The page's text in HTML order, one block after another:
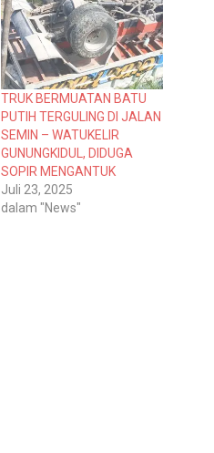
TRUK BERMUATAN BATU
PUTIH TERGULING DI JALAN
SEMIN – WATUKELIR
GUNUNGKIDUL, DIDUGA
SOPIR MENGANTUK
Juli 23, 2025
dalam "News"